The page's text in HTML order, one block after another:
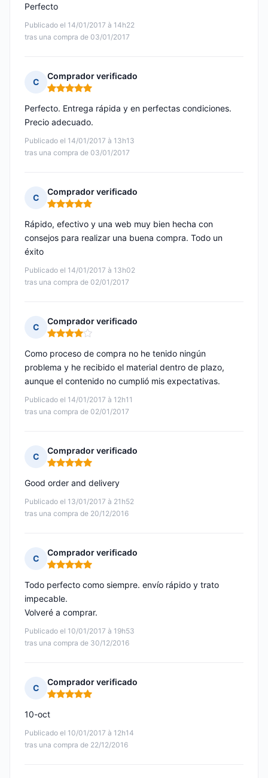
Publicado el 14/01/2017 à 14h22
tras una compra de 03/01/2017
Perfecto
C
Comprador verificado
Nota: 5 de 5
Publicado el 14/01/2017 à 13h13
tras una compra de 03/01/2017
Perfecto. Entrega rápida y en perfectas condiciones.
Precio adecuado.
C
Comprador verificado
Nota: 5 de 5
Publicado el 14/01/2017 à 13h02
tras una compra de 02/01/2017
Rápido, efectivo y una web muy bien hecha con
consejos para realizar una buena compra. Todo un
éxito
C
Comprador verificado
Nota: 4 de 5
Publicado el 14/01/2017 à 12h11
tras una compra de 02/01/2017
Como proceso de compra no he tenido ningún
problema y he recibido el material dentro de plazo,
aunque el contenido no cumplió mis expectativas.
C
Comprador verificado
Nota: 5 de 5
Publicado el 13/01/2017 à 21h52
tras una compra de 20/12/2016
Good order and delivery
C
Comprador verificado
Nota: 5 de 5
Publicado el 10/01/2017 à 19h53
tras una compra de 30/12/2016
Todo perfecto como siempre. envío rápido y trato
impecable.
Volveré a comprar.
C
Comprador verificado
Nota: 5 de 5
Publicado el 10/01/2017 à 12h14
tras una compra de 22/12/2016
10-oct